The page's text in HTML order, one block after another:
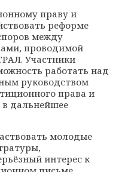
праву и
реформе
между
проводимой
Участники
работать над
руководством
права и
в дальнейшее
молодые
интерес к